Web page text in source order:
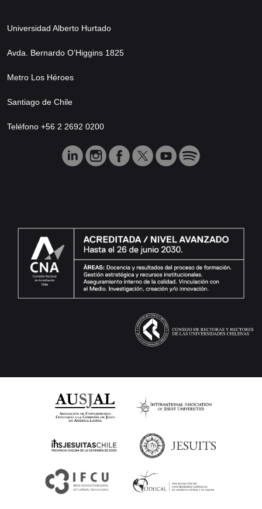
Universidad Alberto Hurtado
Avda. Bernardo O’Higgins 1825
Metro Los Héroes
Santiago de Chile
Teléfono +56 2 2692 0200